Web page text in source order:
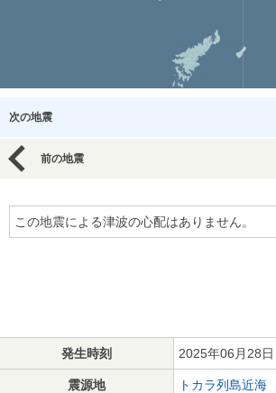
次の地震
前の地震
この地震による津波の心配はありません。
発生時刻 2025年06月28
震源地 トカラ列島近海